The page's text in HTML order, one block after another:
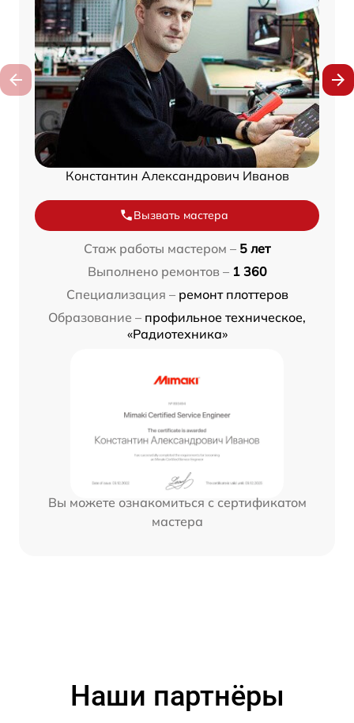
Константин Александрович Иванов
Вызвать мастера
Стаж работы мастером – 5 лет
Выполнено ремонтов – 1 360
Специализация – ремонт плоттеров
Образование – профильное техническое,
«Радиотехника»
Вы можете ознакомиться с сертификатом
мастера
Наши партнёры